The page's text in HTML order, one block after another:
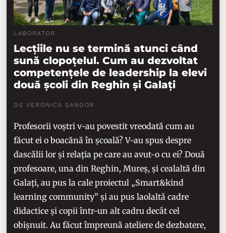
LABORATOR
Lecțiile nu se termină atunci când
sună clopoțelul. Cum au dezvoltat
competențele de leadership la elevi
două școli din Reghin și Galați
DE VERONICA ȘANDOR
Profesorii voștri v-au povestit vreodată cum au
făcut ei o boacănă în școală? V-au spus despre
dascălii lor și relația pe care au avut-o cu ei? Două
profesoare, una din Reghin, Mureș, și cealaltă din
Galați, au pus la cale proiectul „Smart&kind
learning community” și au pus laolaltă cadre
didactice și copii într-un alt cadru decât cel
obișnuit. Au făcut împreună ateliere de dezbatere,